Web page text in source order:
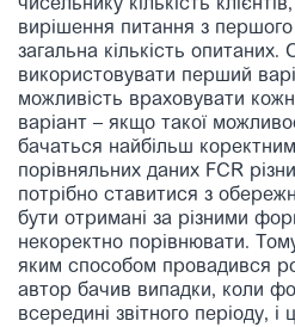
чисельнику кількість
вирішення питання з
загальна кількість
використовувати перший
можливість враховувати
варіант – якщо такої
бачаться найбільш
порівняльних даних FCR
потрібно ставитися з
бути отримані за різними
некоректно порівнювати.
яким способом провадився
автор бачив випадки, коли
всередині звітного періоду,